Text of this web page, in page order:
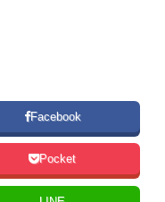
Facebook
Pocket